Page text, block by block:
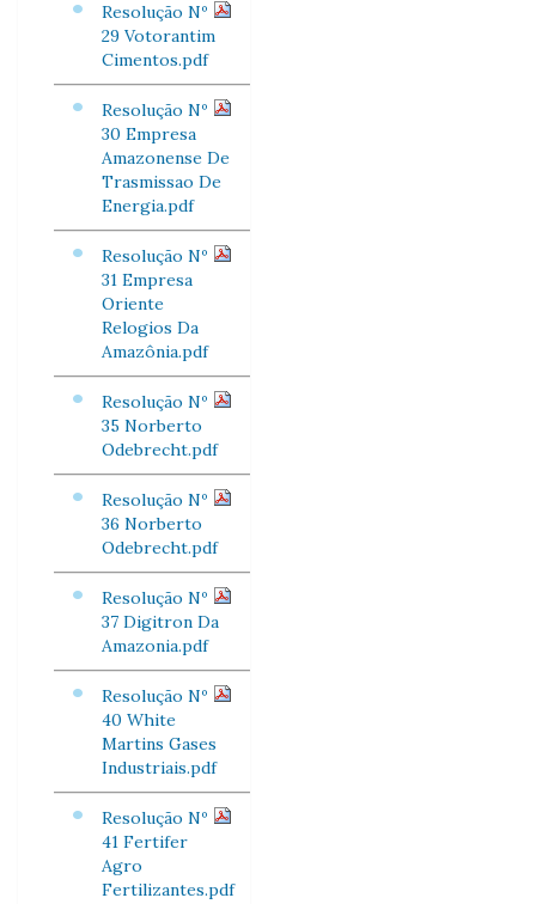
Resolução Nº
29 Votorantim
Cimentos.pdf
Resolução Nº
30 Empresa
Amazonense De
Trasmissao De
Energia.pdf
Resolução Nº
31 Empresa
Oriente
Relogios Da
Amazônia.pdf
Resolução Nº
35 Norberto
Odebrecht.pdf
Resolução Nº
36 Norberto
Odebrecht.pdf
Resolução Nº
37 Digitron Da
Amazonia.pdf
Resolução Nº
40 White
Martins Gases
Industriais.pdf
Resolução Nº
41 Fertifer
Agro
Fertilizantes.pdf